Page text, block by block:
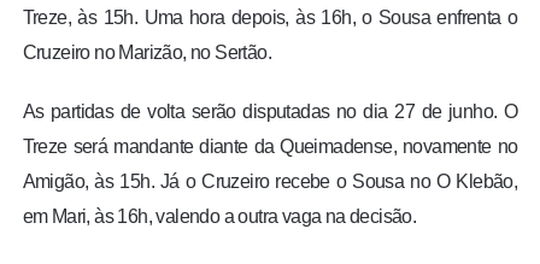
Treze, às 15h. Uma hora depois, às 16h, o Sousa enfrenta o
Cruzeiro no Marizão, no Sertão.
As partidas de volta serão disputadas no dia 27 de junho. O
Treze será mandante diante da Queimadense, novamente no
Amigão, às 15h. Já o Cruzeiro recebe o Sousa no O Klebão,
em Mari, às 16h, valendo a outra vaga na decisão.